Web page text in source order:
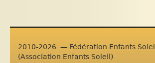
2010-2026 — Fédération Enfants Soleil
(Association Enfants Soleil)